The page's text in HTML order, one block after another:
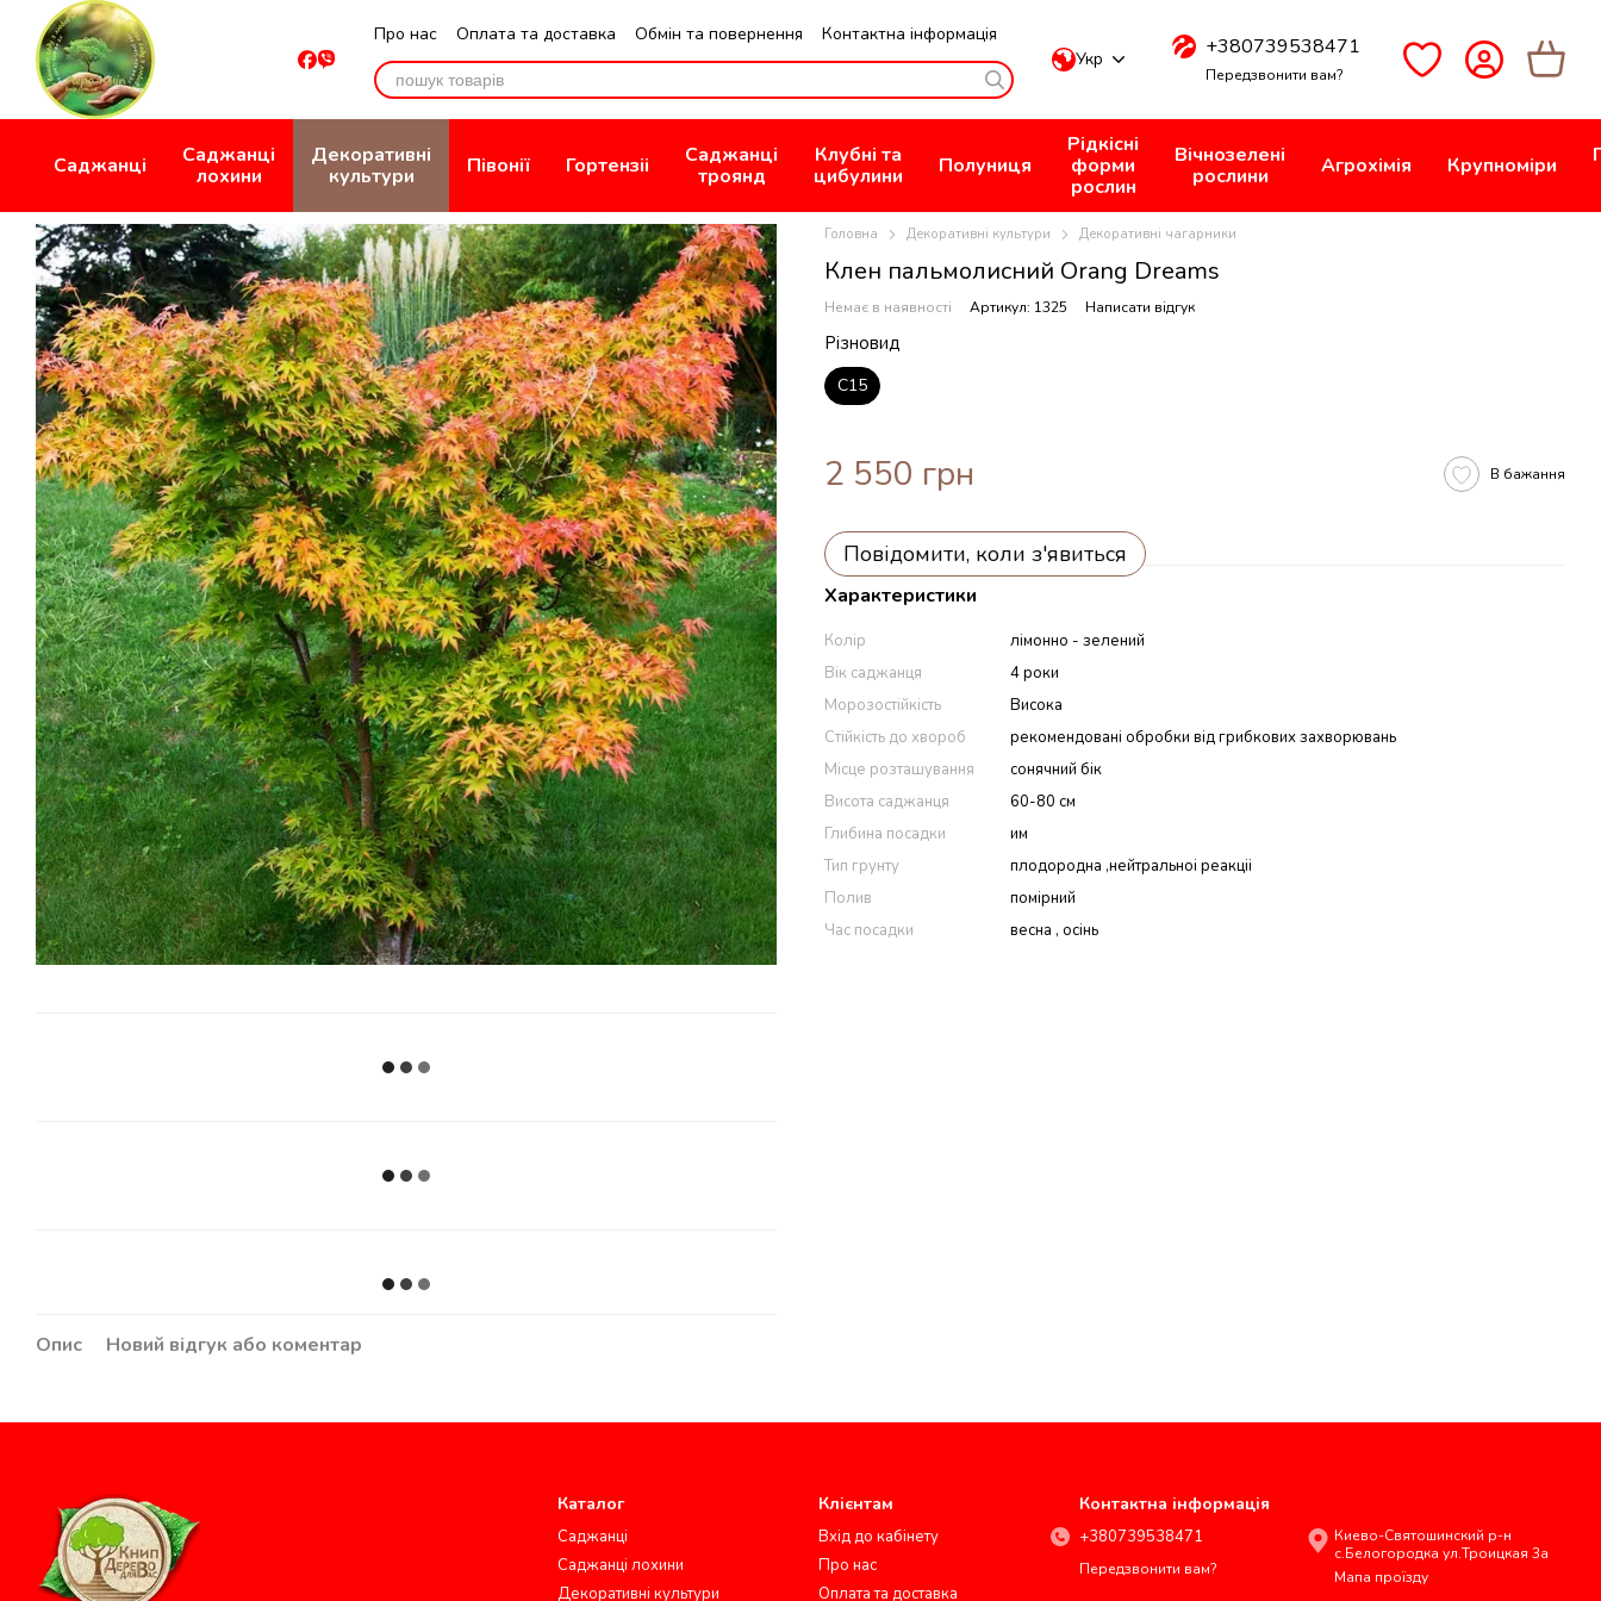
Перейти до основного контенту
Про нас Оплата та доставка Обмін та повернення
Контактна інформація
Відгуки про магазин
Публична Оферта Укр +380739538471
Передзвонити вам?
Саджанці
Саджанці
лохини
Декоративні
культури
Півонії Гортензіі
Саджанці
троянд
Клубні та
цибулини
Полуниця
Рідкісні
форми
рослин
Вічнозелені
рослини
Агрохімія Крупноміри
Опис Новий відгук або коментар
Головна Декоративні культури Декоративні чагарники
Клен пальмолисний Orang Dreams
Немає в наявності Артикул: 1325 Написати відгук
Різновид
С15
2 550 грн В бажання
Повідомити, коли з'явиться
Характеристики
Колір
лімонно - зелений
Вік саджанця
4 роки
Морозостійкість
Висока
Стійкість до хвороб
рекомендовані обробки від грибкових захворювань
Місце розташування
сонячний бік
Висота саджанця
60-80 см
Глибина посадки
им
Тип грунту
плодородна ,нейтральноі реакціі
Полив
помірний
Час посадки
весна , осінь
Каталог
Саджанці
Саджанці лохини
Декоративні культури
Клієнтам
Вхід до кабінету
Про нас
Оплата та доставка
Контактна інформація
+380739538471
Передзвонити вам?
Киево-Святошинский р-н
с.Белогородка ул.Троицкая 3а
Мапа проїзду